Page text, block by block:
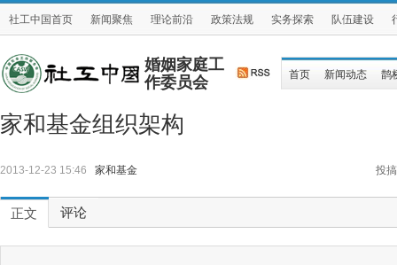
社工中国首页 新闻聚焦 理论前沿 政策法规 实务探索 队伍建设
婚姻家庭工
作委员会
首页 新闻动态 鹊
家和基金组织架构
2013-12-23 15:46 家和基金 投搞
正文 评论